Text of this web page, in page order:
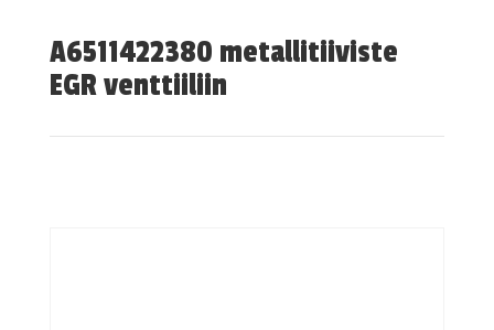
A6511422380 metallitiiviste
EGR venttiiliin